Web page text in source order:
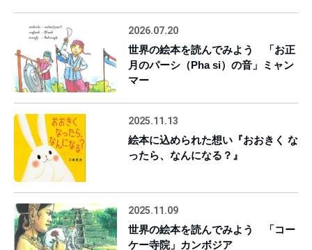
2026.07.20
世界の絵本を読んでみよう 「お正
月のパーシ（Pha si）の音」ミャン
マー
2025.11.13
絵本に込められた想い『おおきく な
ったら、なんになる？』
2025.11.09
世界の絵本を読んでみよう 「コー
ケー寺院」カンボジア